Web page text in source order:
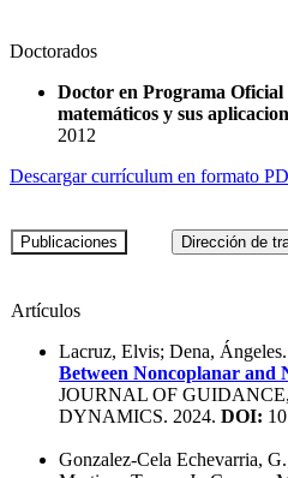
Doctorados
Doctor en Programa Oficial
matemáticos y sus
2012
Descargar currículum en formato
Artículos
Lacruz, Elvis; Dena, Ángeles.
Between Noncoplanar and
JOURNAL OF
DYNAMICS. 2024. DOI:
Gonzalez-Cela Echevarria,